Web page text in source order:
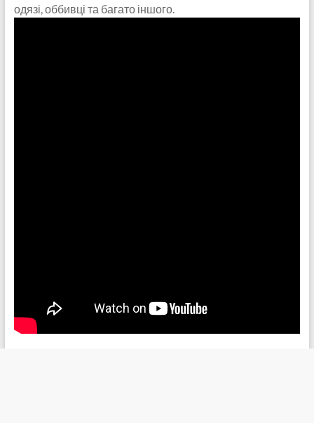
одязі, оббивці та багато іншого.